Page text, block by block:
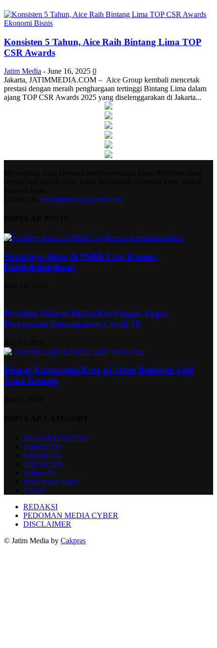
Ekonomi Bisnis
Konsisten 5 Tahun, Aice Raih Bintang Lima TOP
CSR Awards
Jatim Media - June 16, 2025 0
Jakarta, JATIMMEDIA.COM – Aice Group kembali mencetak
prestasi dengan meraih penghargaan tertinggi Bintang Lima dalam
ajang TOP CSR Awards 2025 yang diselenggarakan di Jakarta...
redjatimmedia@gmail.com
Surabaya Akan di PSBB Lagi Karena
Ketidakdisiplinan
Presiden Jokowi Bubarkan Gugus Tugas
Percepatan Penanganan Covid-19
Empat Kabupaten/Kota di Jatim Berubah Jadi
Zona Kuning
Ekonomi Bisnis2592
Umum2500
Lifestyle572
Advetorial26
Kuliner16
Inspirations Story7
Video0
REDAKSI
PEDOMAN MEDIA CYBER
DISCLAIMER
© Jatim Media by Cakpras